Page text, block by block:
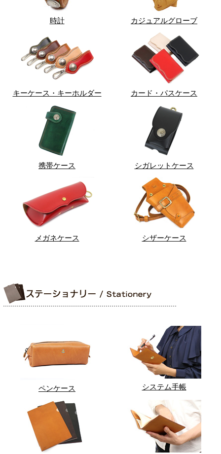
時計 カジュアルグローブ
キーケース・キーホルダー カード・パスケース
携帯ケース シガレットケース
メガネケース シザーケース
ペンケース システム手帳